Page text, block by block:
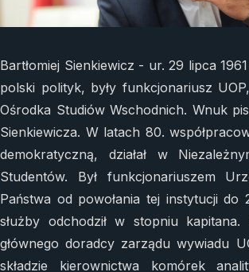
Bartłomiej Sienkiewicz - ur. 29 lipca
polski polityk, były funkcjonariusz
Ośrodka Studiów Wschodnich. Wnuk
Sienkiewicza. W latach 80.
demokratyczną, działał w
Studentów. Był funkcjonariuszem
Państwa od powołania tej instytucji do
służby odchodził w stopniu kapitana.
głównego doradcy zarządu wywiadu
składzie kierownictwa komórek